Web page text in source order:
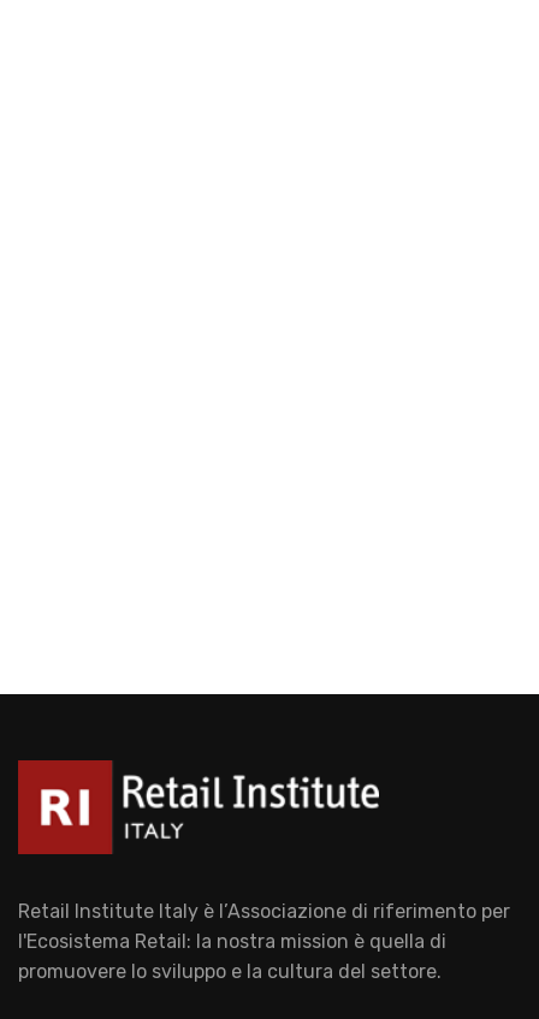
Retail Institute Italy è l’Associazione di riferimento per
l'Ecosistema Retail: la nostra mission è quella di
promuovere lo sviluppo e la cultura del settore.